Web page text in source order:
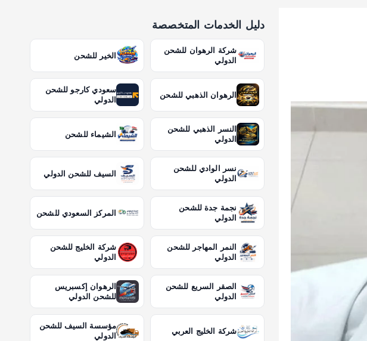
دليل الخدمات المتخصصة
شركة الرهوان للشحن
الدولي
الخير للشحن
الرهوان الذهبي للشحن
سعودي كارجو للشحن
الدولي
النسر الذهبي للشحن
الدولي
الشيماء للشحن
نسر الوادي للشحن
الدولي
السيف للشحن الدولي
نجمة جدة للشحن
الدولي
المركز السعودي للشحن
النمر المهاجر للشحن
الدولي
شركة الخليج للشحن
الدولي
الصقر السريع للشحن
الدولي
الرهوان إكسبريس
للشحن الدولي
شركة الخليج العربي
مؤسسة السيف للشحن
الدولي